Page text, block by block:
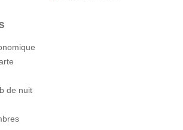
de nuit